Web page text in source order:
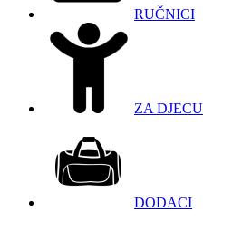
RUČNICI
ZA DJECU
DODACI